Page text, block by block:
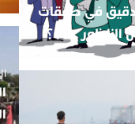
في صفقات
الناظور ..؟؟؟.